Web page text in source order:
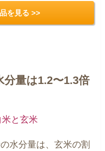
を見る >>
分量は1.2〜1.3倍
水分量は、玄米の割